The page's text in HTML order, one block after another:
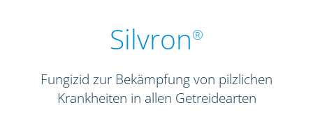
Silvron®
Fungizid zur Bekämpfung von pilzlichen
Krankheiten in allen Getreidearten